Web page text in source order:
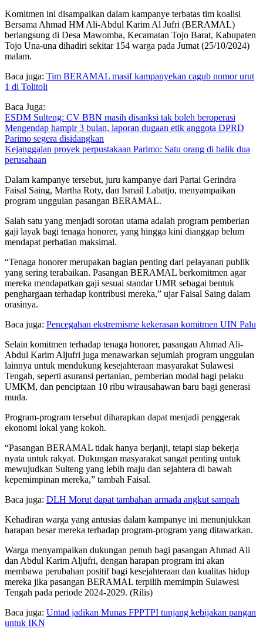
Komitmen ini disampaikan dalam kampanye terbatas tim koalisi
Bersama Ahmad HM Ali-Abdul Karim Al Jufri (BERAMAL)
berlangsung di Desa Mawomba, Kecamatan Tojo Barat, Kabupaten
Tojo Una-una dihadiri sekitar 154 warga pada Jumat (25/10/2024)
malam.
Baca juga: Tim BERAMAL masif kampanyekan cagub nomor urut
1 di Tolitoli
Baca Juga:
ESDM Sulteng: CV BBN masih disanksi tak boleh beroperasi
Mengendap hampir 3 bulan, laporan dugaan etik anggota DPRD
Parimo segera disidangkan
Kejanggalan proyek perpustakaan Parimo: Satu orang di balik dua
perusahaan
Dalam kampanye tersebut, juru kampanye dari Partai Gerindra
Faisal Saing, Martha Roty, dan Ismail Labatjo, menyampaikan
program unggulan pasangan BERAMAL.
Salah satu yang menjadi sorotan utama adalah program pemberian
gaji layak bagi tenaga honorer, yang hingga kini dianggap belum
mendapat perhatian maksimal.
“Tenaga honorer merupakan bagian penting dari pelayanan publik
yang sering terabaikan. Pasangan BERAMAL berkomitmen agar
mereka mendapatkan gaji sesuai standar UMR sebagai bentuk
penghargaan terhadap kontribusi mereka,” ujar Faisal Saing dalam
orasinya.
Baca juga: Pencegahan ekstremisme kekerasan komitmen UIN Palu
Selain komitmen terhadap tenaga honorer, pasangan Ahmad Ali-
Abdul Karim Aljufri juga menawarkan sejumlah program unggulan
lainnya untuk mendukung kesejahteraan masyarakat Sulawesi
Tengah, seperti asuransi pertanian, pemberian modal bagi pelaku
UMKM, dan penciptaan 10 ribu wirausahawan baru bagi generasi
muda.
Program-program tersebut diharapkan dapat menjadi penggerak
ekonomi lokal yang kokoh.
“Pasangan BERAMAL tidak hanya berjanji, tetapi siap bekerja
nyata untuk rakyat. Dukungan masyarakat sangat penting untuk
mewujudkan Sulteng yang lebih maju dan sejahtera di bawah
kepemimpinan mereka,” tambah Faisal.
Baca juga: DLH Morut dapat tambahan armada angkut sampah
Kehadiran warga yang antusias dalam kampanye ini menunjukkan
harapan besar mereka terhadap program-program yang ditawarkan.
Warga menyampaikan dukungan penuh bagi pasangan Ahmad Ali
dan Abdul Karim Aljufri, dengan harapan program ini akan
membawa perubahan positif bagi kesejahteraan dan kualitas hidup
mereka jika pasangan BERAMAL terpilih memimpin Sulawesi
Tengah pada periode 2024-2029. (Rilis)
Baca juga: Untad jadikan Munas FPPTPI tunjang kebijakan pangan
untuk IKN